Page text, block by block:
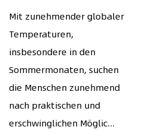
Temperaturwetter
sehr wirksam?
Mit zunehmender globaler
Temperaturen,
insbesondere in den
Sommermonaten, suchen
die Menschen zunehmend
nach praktischen und
erschwinglichen Möglic...